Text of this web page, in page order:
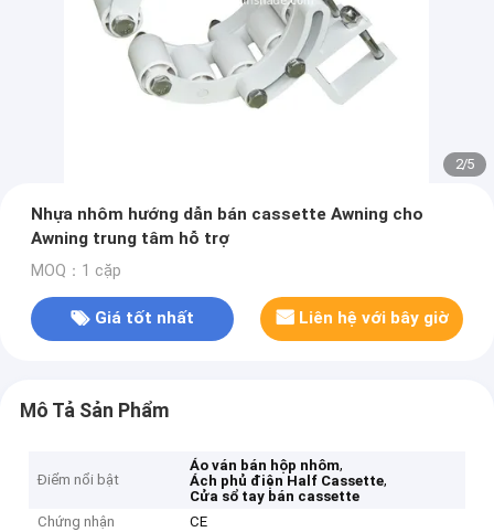
2/5
Nhựa nhôm hướng dẫn bán cassette Awning cho
Awning trung tâm hỗ trợ
MOQ：1 cặp
Giá tốt nhất Liên hệ với bây giờ
Mô Tả Sản Phẩm
Điểm nổi bật
Áo ván bán hộp nhôm,
Ách phủ điện Half Cassette,
Cửa sổ tay bán cassette
Chứng nhận
CE